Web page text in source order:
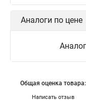
Аналоги по цене
Написать отзыв
Общая оценка товара: